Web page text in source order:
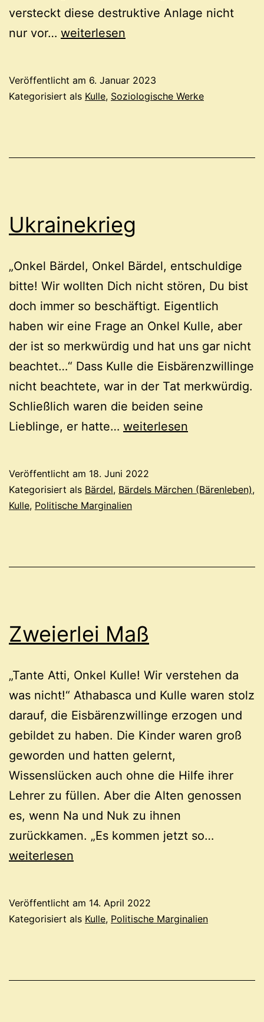
versteckt diese destruktive Anlage nicht
nur vor… Krieg,
weiterlesen
Veröffentlicht am 6. Januar 2023
Kategorisiert als Kulle, Soziologische Werke
Ukrainekrieg
„Onkel Bärdel, Onkel Bärdel, entschuldige
bitte! Wir wollten Dich nicht stören, Du bist
doch immer so beschäftigt. Eigentlich
haben wir eine Frage an Onkel Kulle, aber
der ist so merkwürdig und hat uns gar nicht
beachtet…“ Dass Kulle die Eisbärenzwillinge
nicht beachtete, war in der Tat merkwürdig.
Schließlich waren die beiden seine
Lieblinge, er hatte… Ukrainekrieg
weiterlesen
Veröffentlicht am 18. Juni 2022
Kategorisiert als Bärdel, Bärdels Märchen (Bärenleben),
Kulle, Politische Marginalien
Zweierlei Maß
„Tante Atti, Onkel Kulle! Wir verstehen da
was nicht!“ Athabasca und Kulle waren stolz
darauf, die Eisbärenzwillinge erzogen und
gebildet zu haben. Die Kinder waren groß
geworden und hatten gelernt,
Wissenslücken auch ohne die Hilfe ihrer
Lehrer zu füllen. Aber die Alten genossen
es, wenn Na und Nuk zu ihnen
zurückkamen. „Es kommen jetzt so…
weiterlesen
Veröffentlicht am 14. April 2022
Kategorisiert als Kulle, Politische Marginalien